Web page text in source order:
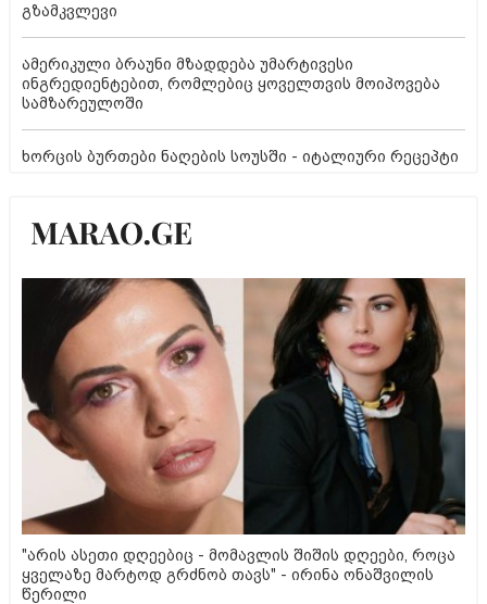
გზამკვლევი
ამერიკული ბრაუნი მზადდება უმარტივესი
ინგრედიენტებით, რომლებიც ყოველთვის მოიპოვება
სამზარეულოში
ხორცის ბურთები ნაღების სოუსში - იტალიური რეცეპტი
"არის ასეთი დღეებიც - მომავლის შიშის დღეები, როცა
ყველაზე მარტოდ გრძნობ თავს" - ირინა ონაშვილის
წერილი